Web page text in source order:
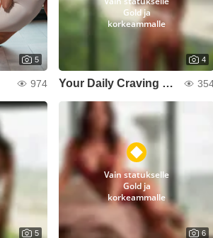
5
974
Gold ja
korkeammalle
4
Your Daily Craving 🍒🔞
5
Vain statukselle
Gold ja
korkeammalle
6